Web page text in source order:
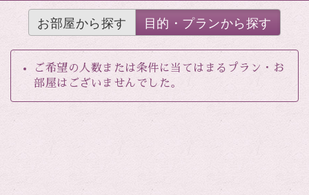
お部屋から探す 目的・プランから探す
ご希望の人数または条件に当てはまるプラン・お
部屋はございませんでした。